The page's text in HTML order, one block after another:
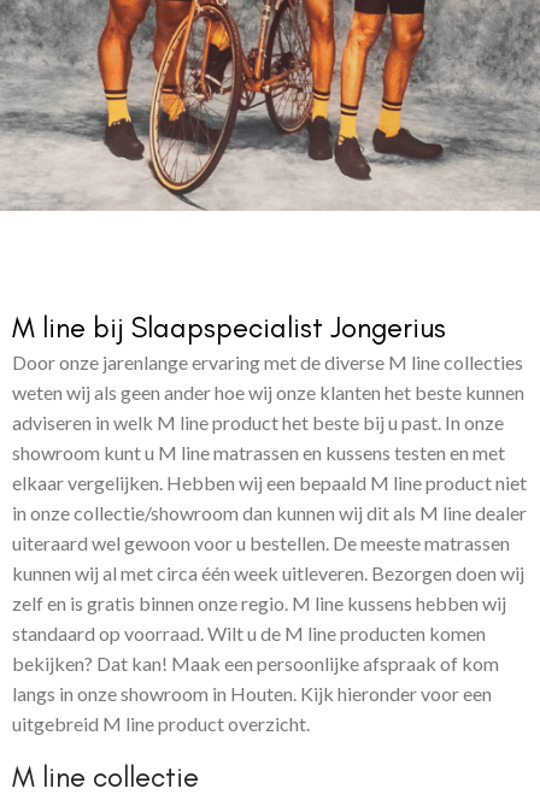
M line bij Slaapspecialist Jongerius
Door onze jarenlange ervaring met de diverse M line collecties
weten wij als geen ander hoe wij onze klanten het beste kunnen
adviseren in welk M line product het beste bij u past. In onze
showroom kunt u M line matrassen en kussens testen en met
elkaar vergelijken. Hebben wij een bepaald M line product niet
in onze collectie/showroom dan kunnen wij dit als M line dealer
uiteraard wel gewoon voor u bestellen. De meeste matrassen
kunnen wij al met circa één week uitleveren. Bezorgen doen wij
zelf en is gratis binnen onze regio. M line kussens hebben wij
standaard op voorraad. Wilt u de M line producten komen
bekijken? Dat kan! Maak een persoonlijke afspraak of kom
langs in onze showroom in Houten. Kijk hieronder voor een
uitgebreid M line product overzicht.
M line collectie